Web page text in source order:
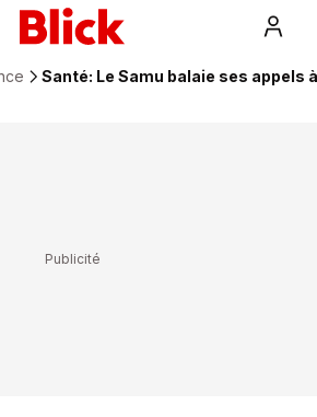
Santé: Le Samu balaie ses appels